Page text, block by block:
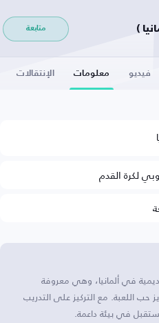
متابعة
فيديو معلومات الإنتقالات
لكرة القدم
في ألمانيا، وهي معروفة
حب اللعبة. مع التركيز على التدريب
في بيئة داعمة.